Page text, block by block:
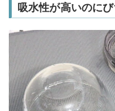
吸水性が高いのに